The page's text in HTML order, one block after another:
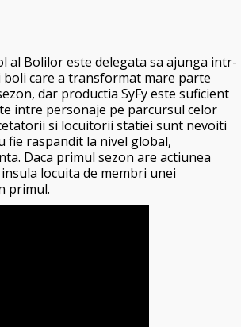
al Bolilor este delegata sa ajunga intr-
care a transformat mare parte
dar productia SyFy este suficient
intre personaje pe parcursul celor
si locuitorii statiei sunt nevoiti
fie raspandit la nivel global,
Daca primul sezon are actiunea
locuita de membri unei
primul.